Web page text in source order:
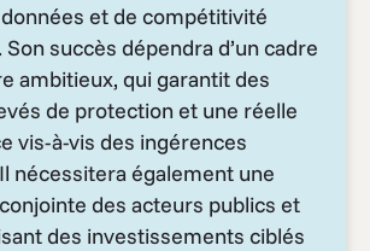
et de compétitivité
succès dépendra d’un cadre
ambitieux, qui garantit des
de protection et une réelle
vis-à-vis des ingérences
nécessitera également une
des acteurs publics et
des investissements ciblés